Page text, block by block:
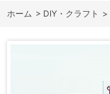
ホーム > DIY・クラフト >